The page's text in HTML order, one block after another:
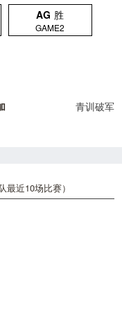
AG 胜
GAME2
青训破军
最近10场比赛）